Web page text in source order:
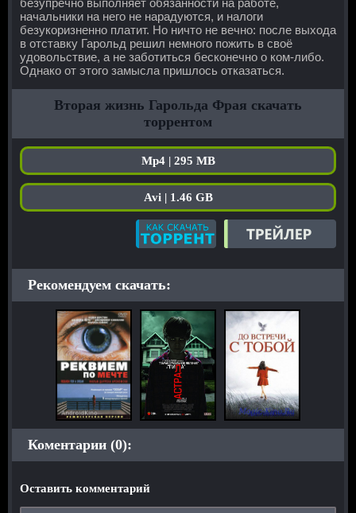
начальники на него не нарадуются, и налоги
безукоризненно платит. Но ничто не вечно: после выхода
в отставку Гарольд решил немного пожить в своё
удовольствие, а не заботиться бесконечно о ком-либо.
Однако от этого замысла пришлось отказаться.
Вторая жизнь Гарольда Фрая скачать
торрентом
Mp4 | 295 MB
Avi | 1.46 GB
Рекомендуем скачать:
Коментарии (0):
Оставить комментарий